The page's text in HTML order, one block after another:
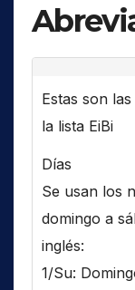
Estas son
la lista EiBi
Días
Se usan los
domingo a
inglés:
1/Su: